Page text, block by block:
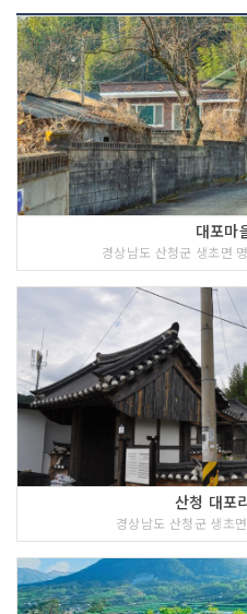
대포마
경상남도 산청군 생초면
산청 대포
경상남도 산청군 생초